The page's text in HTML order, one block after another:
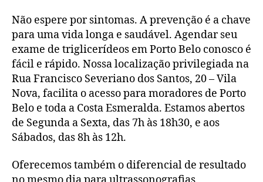
Não espere por sintomas. A prevenção é a chave
para uma vida longa e saudável. Agendar seu
exame de triglicerídeos em Porto Belo conosco é
fácil e rápido. Nossa localização privilegiada na
Rua Francisco Severiano dos Santos, 20 – Vila
Nova, facilita o acesso para moradores de Porto
Belo e toda a Costa Esmeralda. Estamos abertos
de Segunda a Sexta, das 7h às 18h30, e aos
Sábados, das 8h às 12h.
Oferecemos também o diferencial de resultado